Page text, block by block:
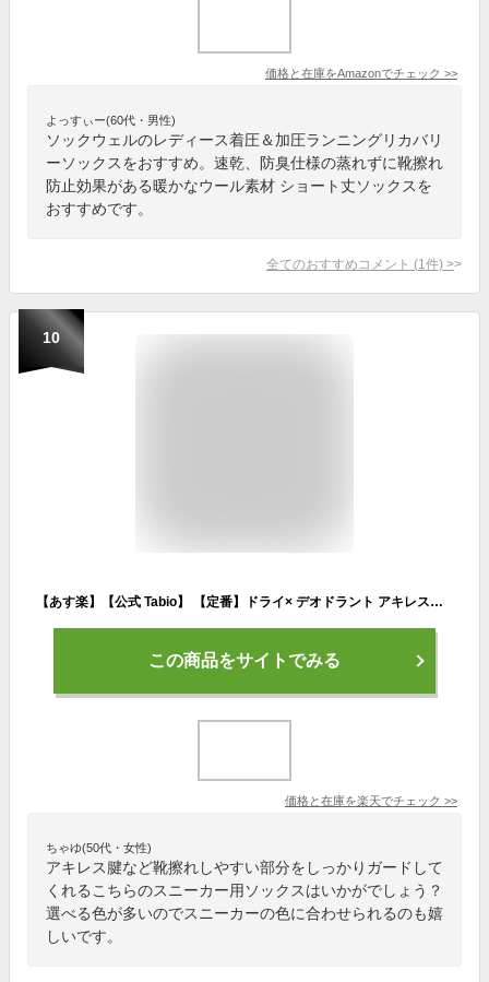
価格と在庫をAmazonでチェック >>
よっすぃー(60代・男性)
ソックウェルのレディース着圧＆加圧ランニングリカバリ
ーソックスをおすすめ。速乾、防臭仕様の蒸れずに靴擦れ
防止効果がある暖かなウール素材 ショート丈ソックスを
おすすめです。
全てのおすすめコメント (1 件) >
10
【あす楽】【公式 Tabio】 【定番】ドライ× デオドラント アキレスガード スニーカー用ソックス / 靴下屋 靴下 タビオ くつ下 くるぶし ソックス 靴ずれ防止 靴擦れ防止 スニーカー 消臭 消臭靴下 吸水 速乾 デオセル レディース 日本製
この商品をサイトでみる
価格と在庫を楽天でチェック >>
ちゃゆ(50代・女性)
アキレス腱など靴擦れしやすい部分をしっかりガードして
くれるこちらのスニーカー用ソックスはいかがでしょう？
選べる色が多いのでスニーカーの色に合わせられるのも嬉
しいです。